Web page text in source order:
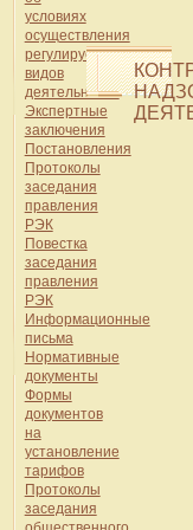
условиях
осуществления
регулируемых
видов
деятельности
Экспертные
заключения
Постановления
Протоколы
заседания
правления
РЭК
Повестка
заседания
правления
РЭК
Информационные
письма
Нормативные
документы
Формы
документов
на
установление
тарифов
Протоколы
заседания